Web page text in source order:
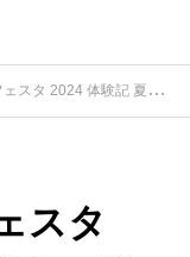
の夜空に咲く、忘れられない思い出を｜前編
スタ